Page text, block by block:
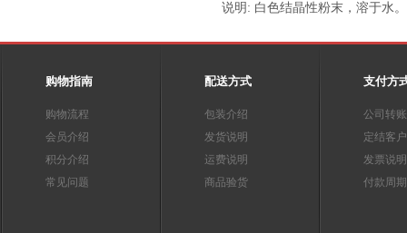
说明: 白色结晶性粉末，溶于水
购物指南
购物流程
会员介绍
积分介绍
常见问题
配送方式
包装介绍
发货说明
运费说明
商品验货
支付方
公司转账
定结客户
发票说明
付款周期